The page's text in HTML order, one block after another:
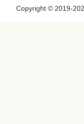
Copyright © 2019-